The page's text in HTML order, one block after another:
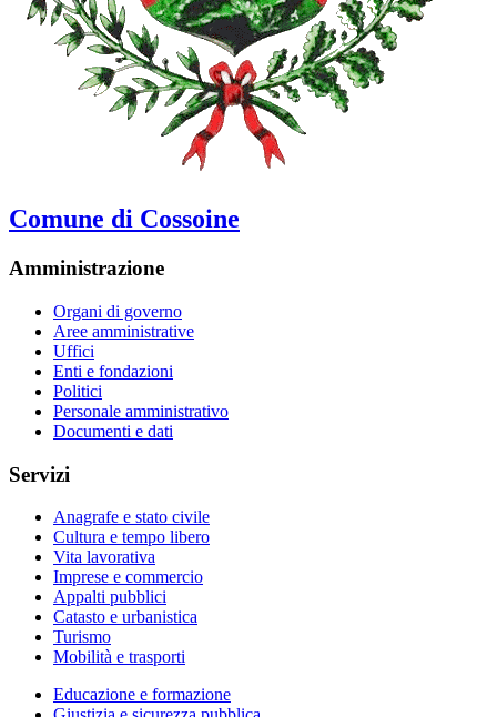
Comune di Cossoine
Amministrazione
Organi di governo
Aree amministrative
Uffici
Enti e fondazioni
Politici
Personale amministrativo
Documenti e dati
Servizi
Anagrafe e stato civile
Cultura e tempo libero
Vita lavorativa
Imprese e commercio
Appalti pubblici
Catasto e urbanistica
Turismo
Mobilità e trasporti
Educazione e formazione